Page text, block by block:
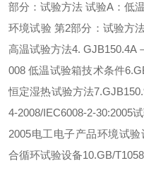
部分：试验方法 试验A：低温
环境试验 第2部分：试验方
高温试验方法4. GJB150.4A
008 低温试验箱技术条件
恒定湿热试验方法
4-2008/IEC6008-2-30:2005
2005电工电子产品环境试
合循环试验设备10.GB/